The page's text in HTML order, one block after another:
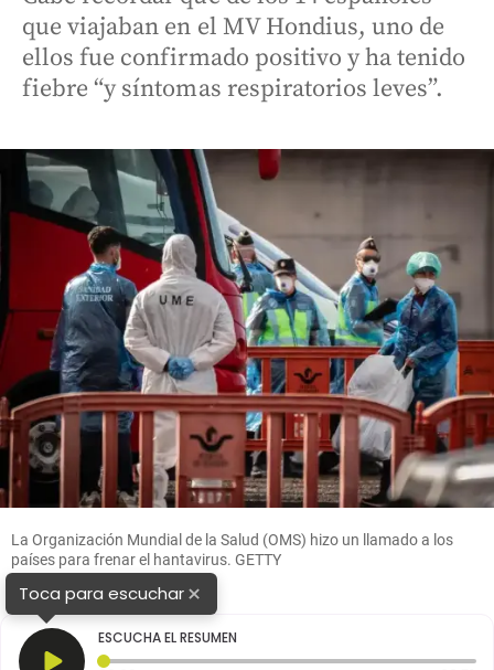
que viajaban en el MV Hondius, uno de
ellos fue confirmado positivo y ha tenido
fiebre “y síntomas respiratorios leves”.
La Organización Mundial de la Salud (OMS) hizo un llamado a los
países para frenar el hantavirus. GETTY
Toca para escuchar×
ESCUCHA EL RESUMEN